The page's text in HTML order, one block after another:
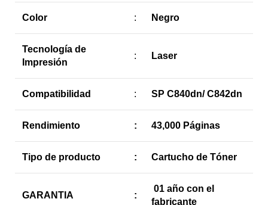
Color : Negro
Tecnología de
Impresión
: Laser
Compatibilidad : SP C840dn/ C842dn
Rendimiento : 43,000 Páginas
Tipo de producto : Cartucho de Tóner
GARANTIA :
01 año con el
fabricante